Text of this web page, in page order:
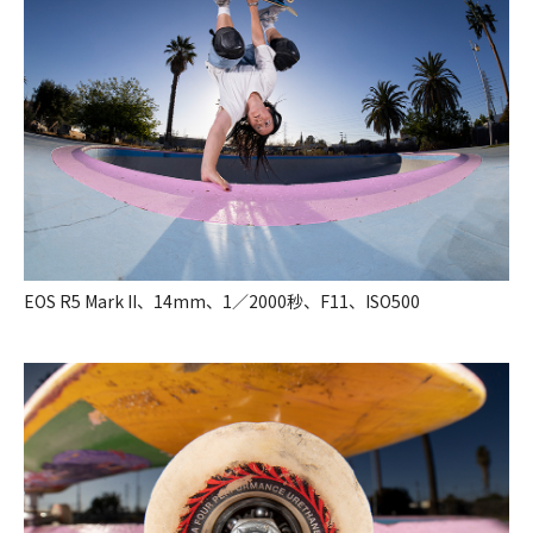
EOS R5 Mark II、14mm、1／2000秒、F11、ISO500